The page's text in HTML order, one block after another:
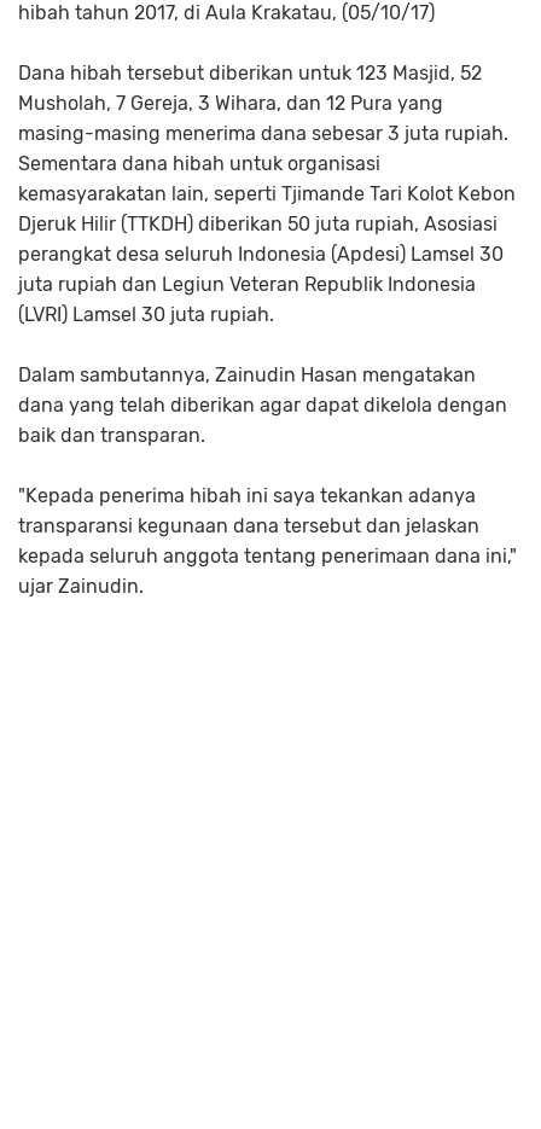
hibah tahun 2017, di Aula Krakatau, (05/10/17)
Dana hibah tersebut diberikan untuk 123 Masjid, 52
Musholah, 7 Gereja, 3 Wihara, dan 12 Pura yang
masing-masing menerima dana sebesar 3 juta rupiah.
Sementara dana hibah untuk organisasi
kemasyarakatan lain, seperti Tjimande Tari Kolot Kebon
Djeruk Hilir (TTKDH) diberikan 50 juta rupiah, Asosiasi
perangkat desa seluruh Indonesia (Apdesi) Lamsel 30
juta rupiah dan Legiun Veteran Republik Indonesia
(LVRI) Lamsel 30 juta rupiah.
Dalam sambutannya, Zainudin Hasan mengatakan
dana yang telah diberikan agar dapat dikelola dengan
baik dan transparan.
"Kepada penerima hibah ini saya tekankan adanya
transparansi kegunaan dana tersebut dan jelaskan
kepada seluruh anggota tentang penerimaan dana ini,"
ujar Zainudin.